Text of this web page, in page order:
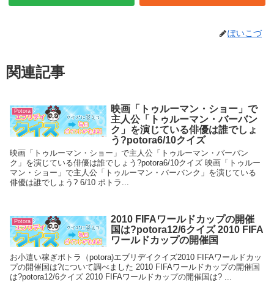
ぽいこづ
関連記事
Potora
映画「トゥルーマン・ショー」で
主人公「トゥルーマン・バーバン
ク」を演じている俳優は誰でしょ
う?potora6/10クイズ
映画「トゥルーマン・ショー」で主人公「トゥルーマン・バーバン
ク」を演じている俳優は誰でしょう?potora6/10クイズ 映画「トゥルー
マン・ショー」で主人公「トゥルーマン・バーバンク」を演じている
俳優は誰でしょう? 6/10 ポトラ...
Potora
2010 FIFAワールドカップの開催
国は?potora12/6クイズ 2010 FIFA
ワールドカップの開催国
お小遣い稼ぎポトラ（potora)エブリデイクイズ2010 FIFAワールドカッ
プの開催国は?について調べました 2010 FIFAワールドカップの開催国
は?potora12/6クイズ 2010 FIFAワールドカップの開催国は? ...